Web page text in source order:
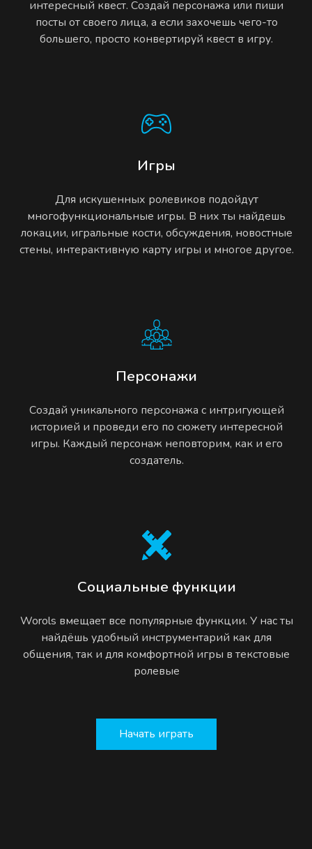
интересный квест. Создай персонажа или пиши
посты от своего лица, а если захочешь чего-то
большего, просто конвертируй квест в игру.
Игры
Для искушенных ролевиков подойдут
многофункциональные игры. В них ты найдешь
локации, игральные кости, обсуждения, новостные
стены, интерактивную карту игры и многое другое.
Персонажи
Создай уникального персонажа с интригующей
историей и проведи его по сюжету интересной
игры. Каждый персонаж неповторим, как и его
создатель.
Социальные функции
Worols вмещает все популярные функции. У нас ты
найдёшь удобный инструментарий как для
общения, так и для комфортной игры в текстовые
ролевые
Начать играть